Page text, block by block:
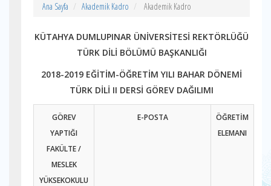
Ana Sayfa Akademik Kadro Akademik Kadro
KÜTAHYA DUMLUPINAR ÜNİVERSİTESİ REKTÖRLÜĞÜ
TÜRK DİLİ BÖLÜMÜ BAŞKANLIĞI
2018-2019 EĞİTİM-ÖĞRETİM YILI BAHAR DÖNEMİ
TÜRK DİLİ II DERSİ GÖREV DAĞILIMI
GÖREV
YAPTIĞI
FAKÜLTE /
MESLEK
YÜKSEKOKULU
E-POSTA
ÖĞRETİM
ELEMANI